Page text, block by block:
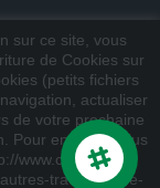
sur ce site, vous
de Cookies sur
(petits fichiers
actualiser
de votre prochaine
Pour en savoir plus
www.cnil.fr/vos-
traceurs/que-